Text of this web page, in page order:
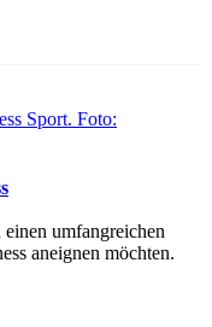
umfangreichen
aneignen möchten.